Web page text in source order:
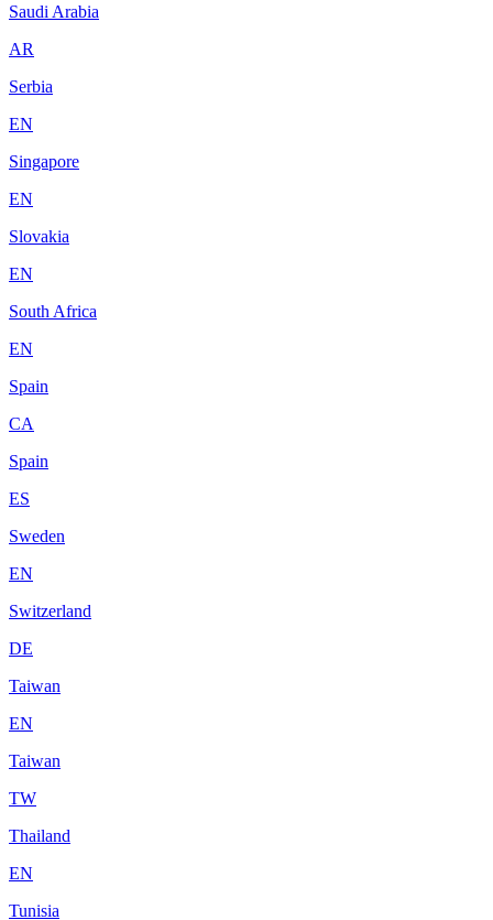
Saudi Arabia
AR
Serbia
EN
Singapore
EN
Slovakia
EN
South Africa
EN
Spain
CA
Spain
ES
Sweden
EN
Switzerland
DE
Taiwan
EN
Taiwan
TW
Thailand
EN
Tunisia